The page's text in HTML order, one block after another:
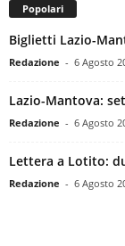
Popolari
Biglietti Lazio-
Redazione - 6 Agosto
Lazio-Mantova:
Redazione - 6 Agosto
Lettera a Lotito:
Redazione - 6 Agosto